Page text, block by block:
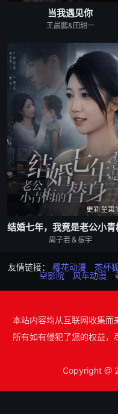
当我遇见你
王晨鹏&田甜一
更新至第
周子若＆振宇
友情链接： 樱花动漫 茶杯
空影院
风车动漫
本站内容均从互联网收集而
所有如有侵犯了您的权益，
Copyright @